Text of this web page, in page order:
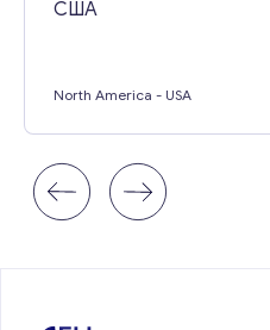
США
North America - USA